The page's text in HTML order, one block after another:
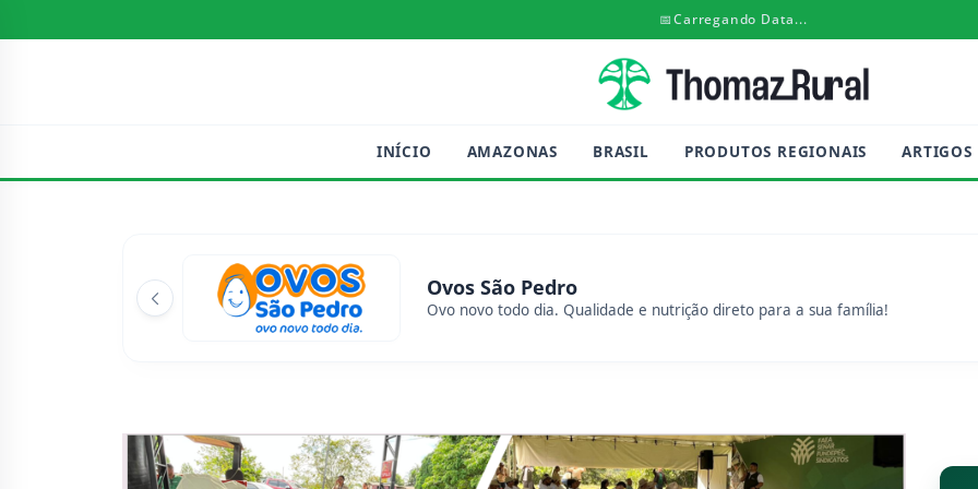
📅Carregando Data...
INÍCIO AMAZONAS BRASIL PRODUTOS REGIONAIS ARTIGOS
Ovos São Pedro
Ovo novo todo dia. Qualidade e nutrição direto para a sua família!